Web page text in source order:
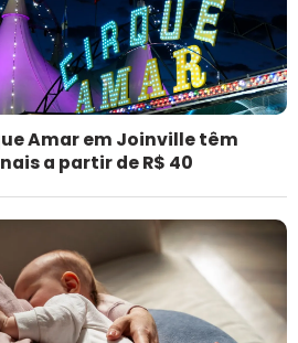
Amar em Joinville têm
a partir de R$ 40